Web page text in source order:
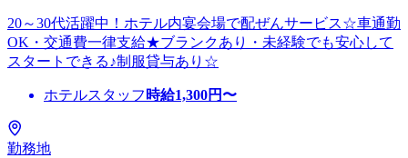
20～30代活躍中！ホテル内宴会場で配ぜんサービス☆車通勤
OK・交通費一律支給★ブランクあり・未経験でも安心して
スタートできる♪制服貸与あり☆
ホテルスタッフ 時給1,300円〜
勤務地